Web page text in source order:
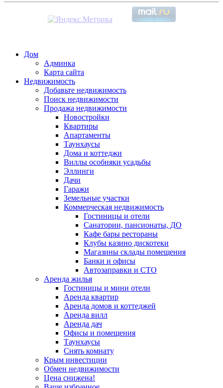
Дом
Админка
Карта сайта
Недвижимость
Добавьте недвижимость
Поиск недвижимости
Продажа недвижимости
Новостройки
Квартиры
Апартаменты
Таунхаусы
Дома и коттеджи
Виллы особняки усадьбы
Эллинги
Дачи
Гаражи
Земельные участки
Коммерческая недвижимость
Гостиницы и отели
Санатории, пансионаты, ДО
Кафе бары рестораны
Клубы казино дискотеки
Магазины склады помещения
Банки и офисы
Автозаправки и СТО
Аренда жилья
Гостиницы и мини отели
Аренда квартир
Аренда домов и коттеджей
Аренда вилл
Аренда дач
Офисы и помещения
Таунхаусы
Снять комнату
Крым инвестиции
Обмен недвижимости
Цена снижена!